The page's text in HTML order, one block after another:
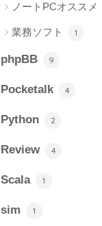
ノートPCオススメ
業務ソフト 1
phpBB 9
Pocketalk 4
Python 2
Review 4
Scala 1
sim 1